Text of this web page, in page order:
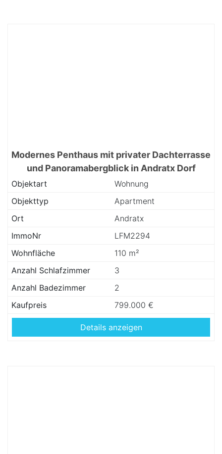
Modernes Penthaus mit privater Dachterrasse
und Panoramabergblick in Andratx Dorf
Objektart
Wohnung
Objekttyp
Apartment
Ort
Andratx
ImmoNr
LFM2294
Wohnfläche
110 m²
Anzahl Schlafzimmer
3
Anzahl Badezimmer
2
Kaufpreis
799.000 €
Details anzeigen